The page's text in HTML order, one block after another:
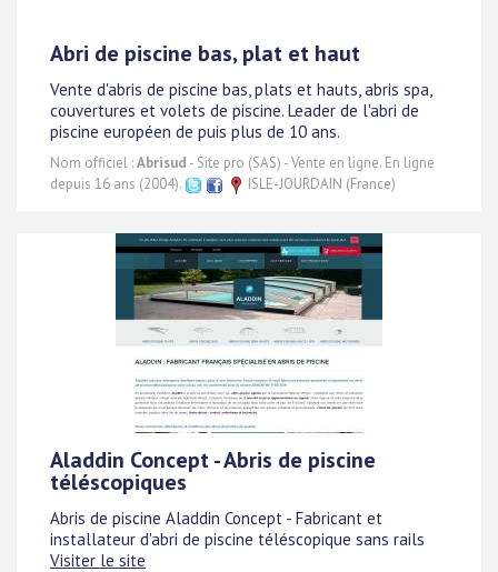
Abri de piscine bas, plat et haut
Vente d'abris de piscine bas, plats et hauts, abris spa,
couvertures et volets de piscine. Leader de l'abri de
piscine européen de puis plus de 10 ans.
Nom officiel :Abrisud - Site pro (SAS) - Vente en ligne. En ligne
depuis 16 ans (2004).
ISLE-JOURDAIN (France)
Aladdin Concept - Abris de piscine
téléscopiques
Abris de piscine Aladdin Concept - Fabricant et
installateur d'abri de piscine téléscopique sans rails
Visiter le site